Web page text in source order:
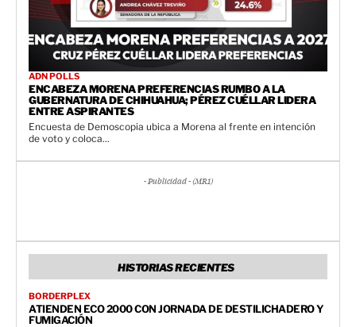
ADN POLLS
ENCABEZA MORENA PREFERENCIAS RUMBO A LA
GUBERNATURA DE CHIHUAHUA; PÉREZ CUÉLLAR LIDERA
ENTRE ASPIRANTES
Encuesta de Demoscopia ubica a Morena al frente en intención
de voto y coloca...
- Publicidad - (MR1)
HISTORIAS RECIENTES
BORDERPLEX
ATIENDEN ECO 2000 CON JORNADA DE DESTILICHADERO Y
FUMIGACIÓN